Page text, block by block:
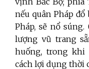
nếu quân Pháp
Pháp, sẽ nổ
lượng vũ trang
huống, trong
cách lợi dụng thời